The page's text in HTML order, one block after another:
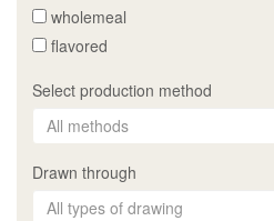
wholemeal
flavored
Select production method
Drawn through